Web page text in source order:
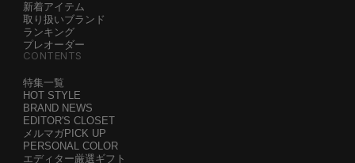
新着アイテム
取り扱いブランド
ランキング
プレオーダー
CONTENTS
特集一覧
HOT STYLE
BRAND NEWS
EDITOR'S CLOSET
メルマガPICK UP
PERSONAL COLOR
エディター厳選ギフト